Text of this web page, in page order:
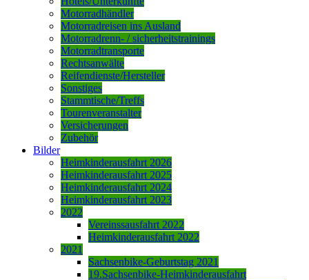
Motorradhändler
Motorradreisen ins Ausland
Motorradrenn- / sicherheitstrainings
Motorradtransporte
Rechtsanwälte
Reifendienste/Hersteller
Sonstiges
Stammtische/Treffs
Tourenveranstalter
Versicherungen
Zubehör
Bilder
Heimkinderausfahrt 2026
Heimkinderausfahrt 2025
Heimkinderausfahrt 2024
Heimkinderausfahrt 2023
2022
Vereinssausfahrt 2022
Heimkinderausfahrt 2022
2021
Sachsenbike-Geburtstag 2021
19.Sachsenbike-Heimkinderausfahrt